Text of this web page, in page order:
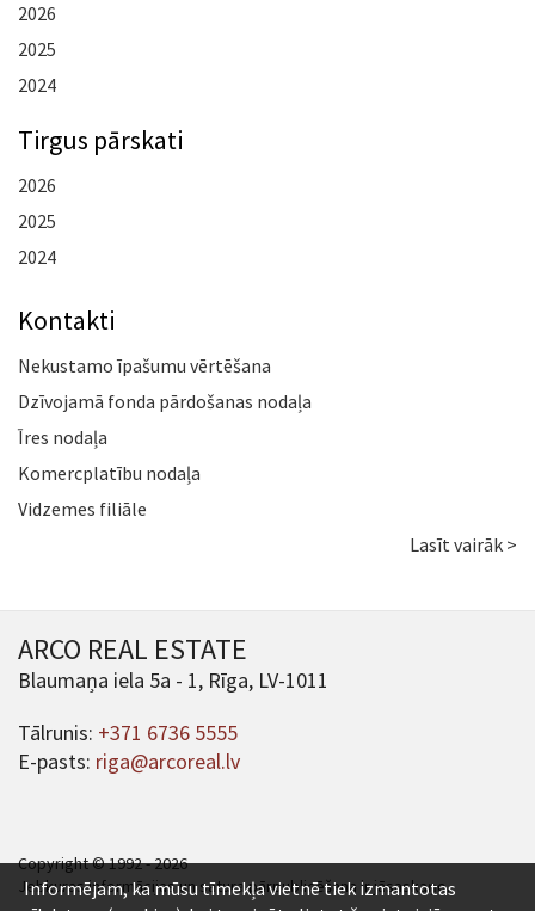
2026
2025
2024
Tirgus pārskati
2026
2025
2024
Kontakti
Nekustamo īpašumu vērtēšana
Dzīvojamā fonda pārdošanas nodaļa
Īres nodaļa
Komercplatību nodaļa
Vidzemes filiāle
Lasīt vairāk >
ARCO REAL ESTATE
Blaumaņa iela 5a - 1, Rīga, LV-1011
Tālrunis: +371 6736 5555
E-pasts: riga@arcoreal.lv
Copyright © 1992 - 2026
Jebkuras informācijas un satura pārpublicēšana ir jāsaskaņo.
Informējam, ka mūsu tīmekļa vietnē tiek izmantotas